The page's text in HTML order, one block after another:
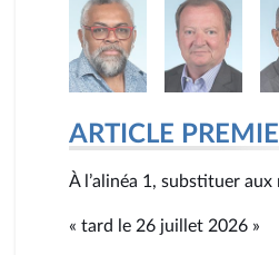
ARTICLE
À l’alinéa 1, substituer aux
« tard le 26 juillet 2026 »